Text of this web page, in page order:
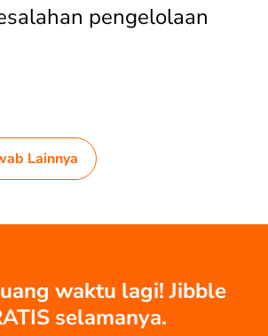
pengelolaan
Lainnya
waktu lagi! Jibble
selamanya.